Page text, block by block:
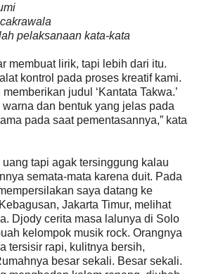
pelaksanaan kata-kata
membuat lirik, tapi lebih dari itu.
kontrol pada proses kreatif kami.
judul ‘Kantata Takwa.’
dan bentuk yang jelas pada
pada saat pementasannya,” kata
tapi agak tersinggung kalau
semata-mata karena duit. Pada
saya datang ke
Jakarta Timur, melihat
Djody cerita masa lalunya di Solo
kelompok musik rock. Orangnya
tersisir rapi, kulitnya bersih,
besar sekali. Besar sekali.